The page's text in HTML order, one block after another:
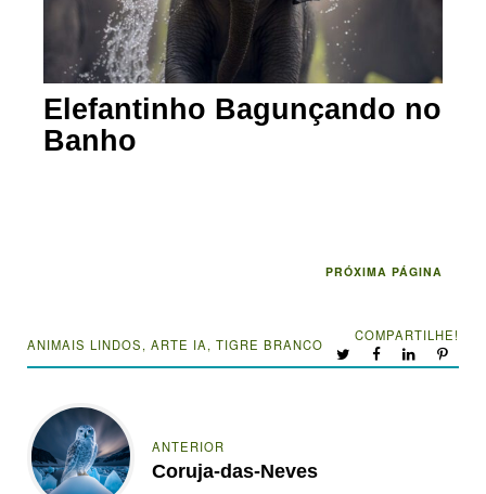
Elefantinho Bagunçando no
Banho
PRÓXIMA PÁGINA
ANIMAIS LINDOS, ARTE IA, TIGRE BRANCO
COMPARTILHE!
ANTERIOR
Coruja-das-Neves